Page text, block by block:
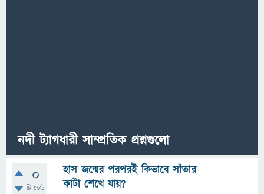
নদী ট্যাগধারী সাম্প্রতিক প্রশ্নগুলো
0
টি ভোট
হাস জন্মের পরপরই কিভাবে সাঁতার
কাটা শেখে যায়?